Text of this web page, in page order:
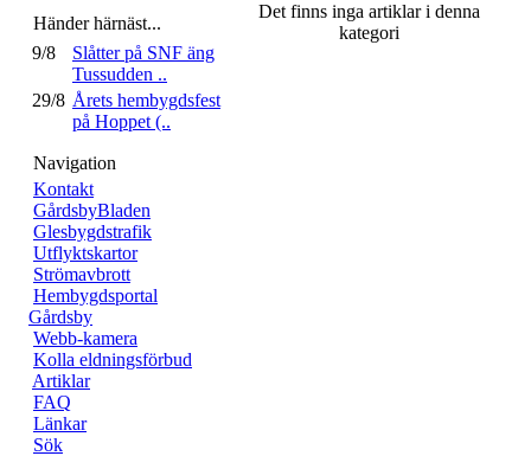
Händer härnäst...
9/8
Slåtter på SNF äng
Tussudden ..
29/8 Årets hembygdsfest
på Hoppet (..
Navigation
Kontakt
GårdsbyBladen
Glesbygdstrafik
Utflyktskartor
Strömavbrott
Hembygdsportal
Gårdsby
Webb-kamera
Kolla eldningsförbud
Artiklar
FAQ
Länkar
Sök
Det finns inga artiklar i denna
kategori